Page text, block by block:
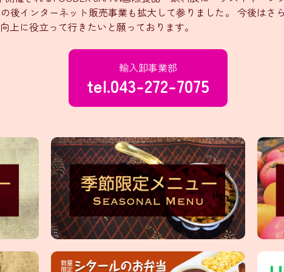
後インターネット販売事業も拡大して参りました。 今後はさ
上に役立って行きたいと願っております。
輸入卸事業部
tel.043-272-7075